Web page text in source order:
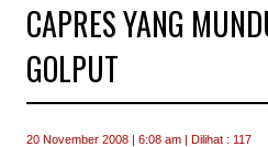
CAPRES YANG
GOLPUT
20 November 2008 | 6:08 am | Dilihat : 117